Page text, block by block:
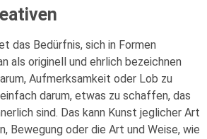
das Bedürfnis, sich in Formen
als originell und ehrlich bezeichnen
Aufmerksamkeit oder Lob zu
darum, etwas zu schaffen, das
sind. Das kann Kunst jeglicher Art
Bewegung oder die Art und Weise, wie